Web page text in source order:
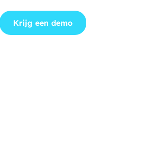
Krijg een demo